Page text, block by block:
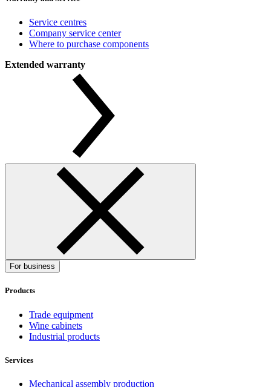
Service centres
Company service center
Where to purchase components
Extended warranty
For business
Products
Trade equipment
Wine cabinets
Industrial products
Services
Mechanical assembly production